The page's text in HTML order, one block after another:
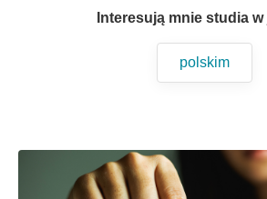
Interesują mnie studia
polskim